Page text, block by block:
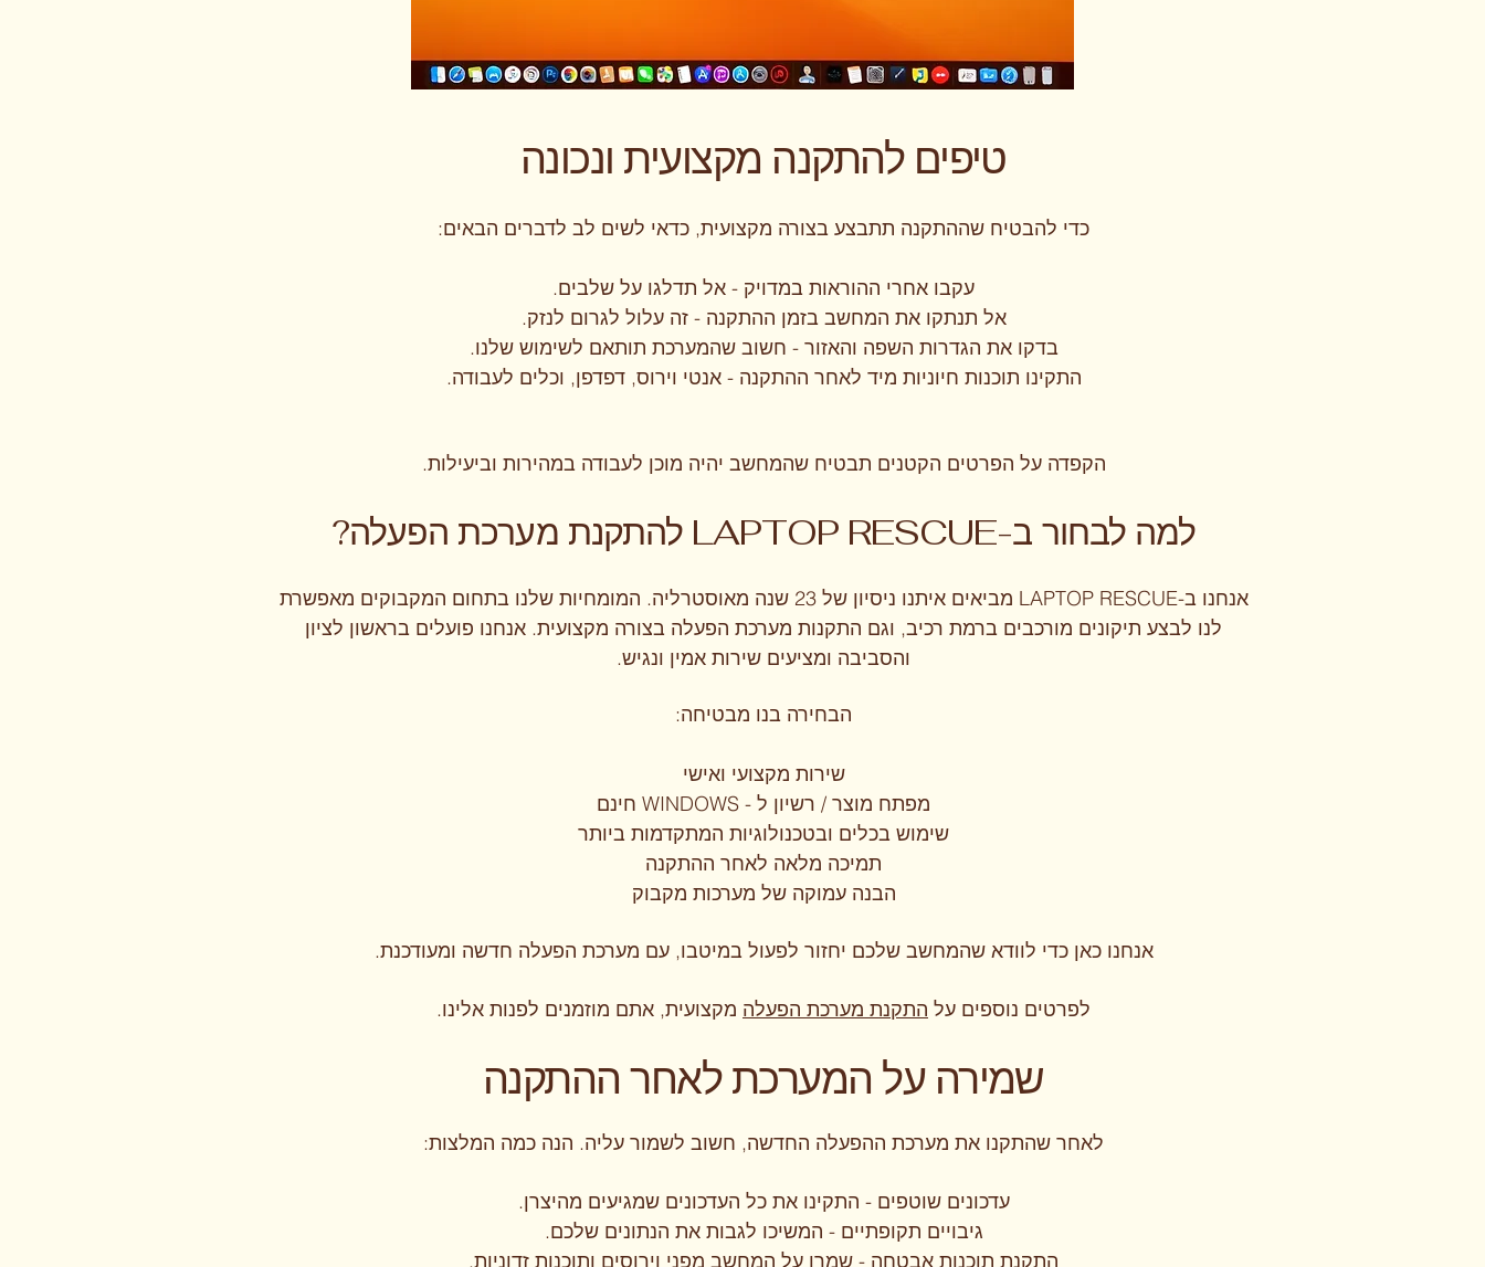
טיפים להתקנה מקצועית ונכונה
כדי להבטיח שההתקנה תתבצע בצורה מקצועית, כדאי לשים לב לדברים הבאים:
עקבו אחרי ההוראות במדויק - אל תדלגו על שלבים.
אל תנתקו את המחשב בזמן ההתקנה - זה עלול לגרום לנזק.
בדקו את הגדרות השפה והאזור - חשוב שהמערכת תותאם לשימוש שלנו.
התקינו תוכנות חיוניות מיד לאחר ההתקנה - אנטי וירוס, דפדפן, וכלים לעבודה.
הקפדה על הפרטים הקטנים תבטיח שהמחשב יהיה מוכן לעבודה במהירות וביעילות.
למה לבחור ב-LAPTOP RESCUE להתקנת מערכת הפעלה?
אנחנו ב-LAPTOP RESCUE מביאים איתנו ניסיון של 23 שנה מאוסטרליה. המומחיות שלנו בתחום המקבוקים מאפשרת
לנו לבצע תיקונים מורכבים ברמת רכיב, וגם התקנות מערכת הפעלה בצורה מקצועית. אנחנו פועלים בראשון לציון
והסביבה ומציעים שירות אמין ונגיש.
הבחירה בנו מבטיחה:
שירות מקצועי ואישי
מפתח מוצר / רשיון ל - WINDOWS חינם
שימוש בכלים ובטכנולוגיות המתקדמות ביותר
תמיכה מלאה לאחר ההתקנה
הבנה עמוקה של מערכות מקבוק
אנחנו כאן כדי לוודא שהמחשב שלכם יחזור לפעול במיטבו, עם מערכת הפעלה חדשה ומעודכנת.
לפרטים נוספים על התקנת מערכת הפעלה מקצועית, אתם מוזמנים לפנות אלינו.
שמירה על המערכת לאחר ההתקנה
לאחר שהתקנו את מערכת ההפעלה החדשה, חשוב לשמור עליה. הנה כמה המלצות:
עדכונים שוטפים - התקינו את כל העדכונים שמגיעים מהיצרן.
גיבויים תקופתיים - המשיכו לגבות את הנתונים שלכם.
התקנת תוכנות אבטחה - שמרו על המחשב מפני וירוסים ותוכנות זדוניות.